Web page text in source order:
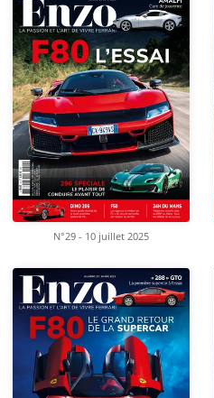
N°29 - 10 juillet 2025